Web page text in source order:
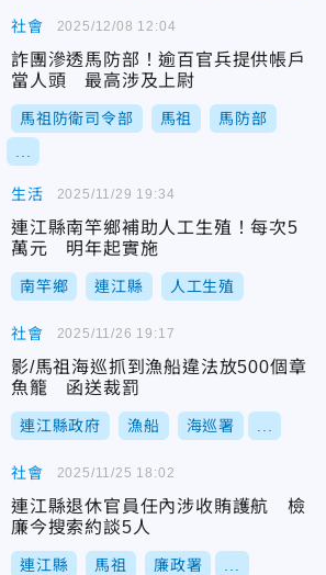
社會
詐團滲透馬防部！逾百官兵提供帳戶
當人頭 最高涉及上尉
馬祖防衛司令部 馬祖 馬防部
2025/12/08 12:04
生活
連江縣南竿鄉補助人工生殖！每次5
萬元 明年起實施
南竿鄉 連江縣 人工生殖
2025/11/29 19:34
社會
影/馬祖海巡抓到漁船違法放500個章
魚籠 函送裁罰
連江縣政府 漁船 海巡署
2025/11/26 19:17
社會
連江縣退休官員任內涉收賄護航 檢
廉今搜索約談5人
連江縣 馬祖 廉政署
2025/11/25 18:02